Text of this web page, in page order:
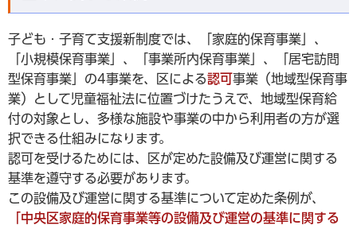
子ども・子育て支援新制度では、「家庭的保育事業」、
「小規模保育事業」、「事業所内保育事業」、「居宅訪問
型保育事業」の4事業を、区による認可 事業（地域型保育事
業）として児童福祉法に位置づけたうえで、地域型保育給
付の対象とし、多様な施設や事業の中から利用者の方が選
択できる仕組みになります。
認可を受けるためには、区が定めた設備及び運営に関する
基準を遵守する必要があります。
この設備及び運営に関する基準について定めた条例が、
「中央区家庭的保育事業等の設備及び運営の基準に関する